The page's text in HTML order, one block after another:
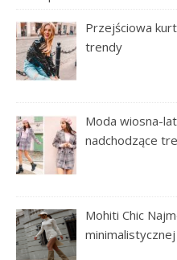
Przejściowa
trendy
Moda wiosna-
nadchodzące
Mohiti Chic